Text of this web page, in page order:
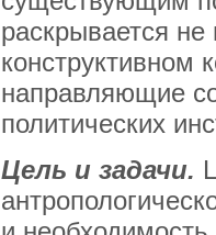
раскрывается
конструктивном
направляющие
политических
Цель и задачи.